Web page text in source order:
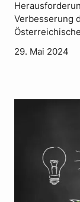
Verbesserung
29. Mai 2024